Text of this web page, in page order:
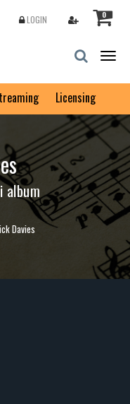
0
LOGIN
Licensing
Davies